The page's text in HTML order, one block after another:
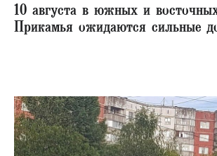
10 августа в южных и
Прикамья ожидаются сильные